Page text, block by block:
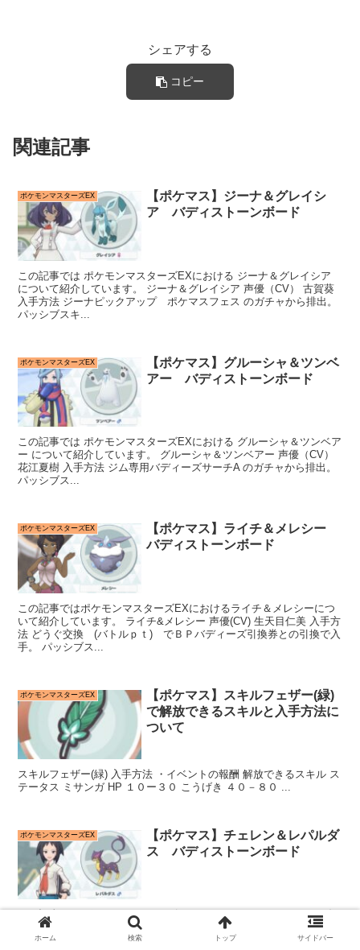
シェアする
コピー
関連記事
ポケモンマスターズEX
【ポケマス】ジーナ＆グレイシ
ア バディストーンボード
この記事では ポケモンマスターズEXにおける ジーナ＆グレイシア
について紹介しています。 ジーナ＆グレイシア 声優（CV） 古賀葵
入手方法 ジーナピックアップ ポケマスフェス のガチャから排出。
パッシブスキ...
ポケモンマスターズEX
【ポケマス】グルーシャ＆ツンベ
アー バディストーンボード
この記事では ポケモンマスターズEXにおける グルーシャ＆ツンベア
ー について紹介しています。 グルーシャ＆ツンベアー 声優（CV）
花江夏樹 入手方法 ジム専用バディーズサーチA のガチャから排出。
パッシブス...
ポケモンマスターズEX
【ポケマス】ライチ＆メレシー
バディストーンボード
この記事ではポケモンマスターズEXにおけるライチ＆メレシーにつ
いて紹介しています。 ライチ&メレシー 声優(CV) 生天目仁美 入手方
法 どうぐ交換 (バトルｐｔ) でＢＰバディーズ引換券との引換で入
手。 パッシブス...
ポケモンマスターズEX
【ポケマス】スキルフェザー(緑)
で解放できるスキルと入手方法に
ついて
スキルフェザー(緑) 入手方法 ・イベントの報酬 解放できるスキル ス
テータス ミサンガ HP １０ー３０ こうげき ４０－８０ ...
ポケモンマスターズEX
【ポケマス】チェレン＆レパルダ
ス バディストーンボード
この記事では ポケモンマスターズEXにおける チェレン＆レパルダス
について紹介しています。 チェレン＆レパルダス 声優（CV） 阿部
敦 入手方法 ダメージチャレンジ 特訓チケット交換所(どうぐ交換)
ホーム 検索 トップ サイドバー